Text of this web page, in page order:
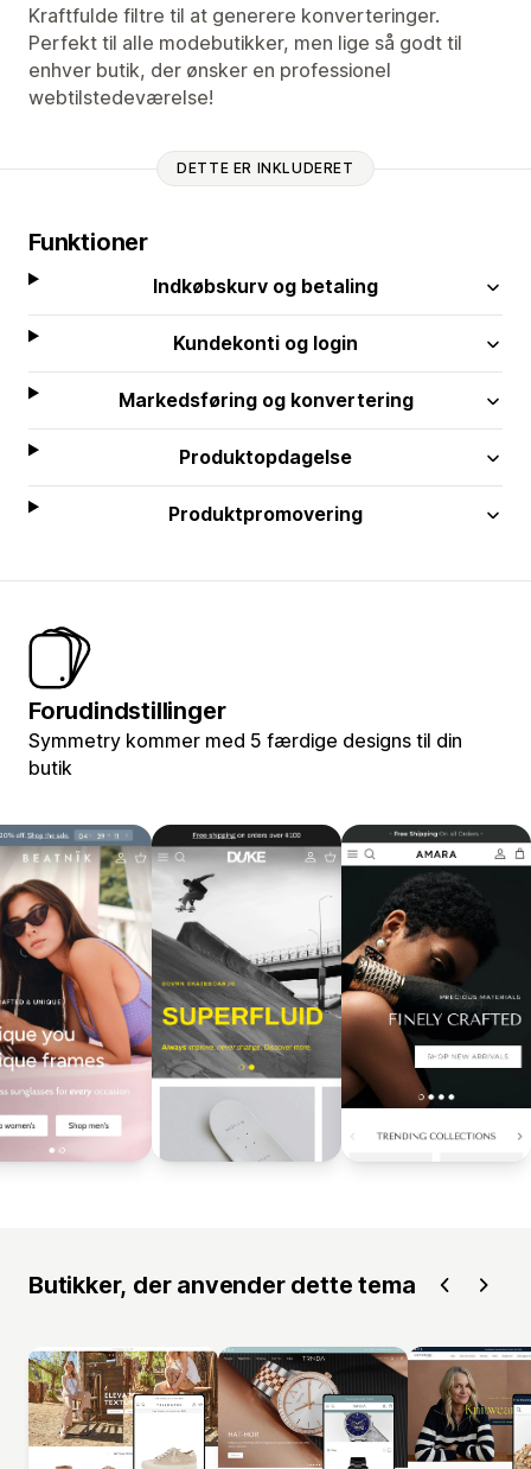
Kraftfulde filtre til at generere konverteringer.
Perfekt til alle modebutikker, men lige så godt til
enhver butik, der ønsker en professionel
webtilstedeværelse!
DETTE ER INKLUDERET
Funktioner
Indkøbskurv og betaling
Kundekonti og login
Markedsføring og konvertering
Produktopdagelse
Produktpromovering
Forudindstillinger
Symmetry kommer med 5 færdige designs til din
butik
Butikker, der anvender dette tema